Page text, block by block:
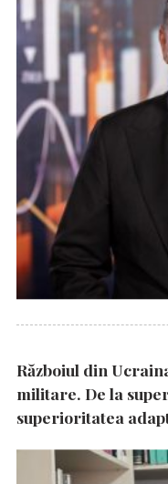
Războiul din
militare. De la
superioritatea